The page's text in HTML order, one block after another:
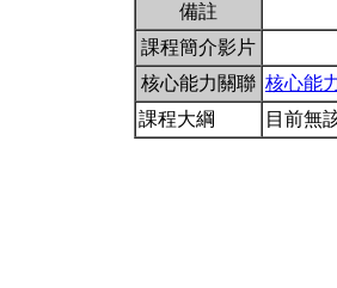
備註
課程簡介影片
核心能力關聯 核心能
課程大綱
目前無